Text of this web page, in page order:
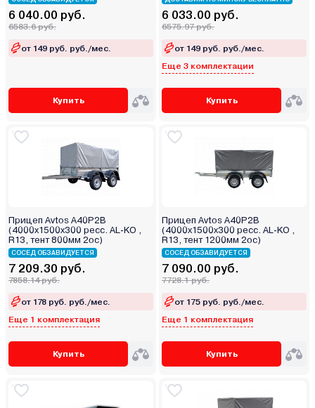
6 040.00 руб.
6583.6 руб.
от 149 руб. руб./мес.
Купить
6 033.00 руб.
6575.97 руб.
от 149 руб. руб./мес.
Еще 3 комплектации
Купить
Прицеп Avtos A40P2B
(4000х1500х300 ресс. AL-KO ,
R13, тент 800мм 2ос)
СОСЕД ОБЗАВИДУЕТСЯ
7 209.30 руб.
7858.14 руб.
от 178 руб. руб./мес.
Еще 1 комплектация
Купить
Прицеп Avtos A40P2B
(4000х1500х300 ресс. AL-KO ,
R13, тент 1200мм 2ос)
СОСЕД ОБЗАВИДУЕТСЯ
7 090.00 руб.
7728.1 руб.
от 175 руб. руб./мес.
Еще 1 комплектация
Купить